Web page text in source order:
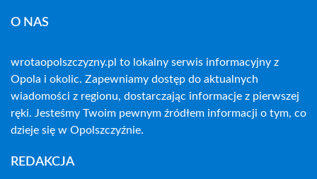
O NAS
wrotaopolszczyzny.pl to lokalny serwis informacyjny z
Opola i okolic. Zapewniamy dostęp do aktualnych
wiadomości z regionu, dostarczając informacje z pierwszej
ręki. Jesteśmy Twoim pewnym źródłem informacji o tym, co
dzieje się w Opolszczyźnie.
REDAKCJA